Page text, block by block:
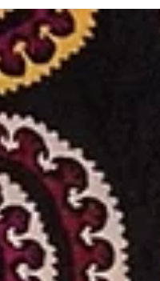
los sentidos
Entre festivales, alta
Marrakech despliega en
más vibrante y sofisticada.